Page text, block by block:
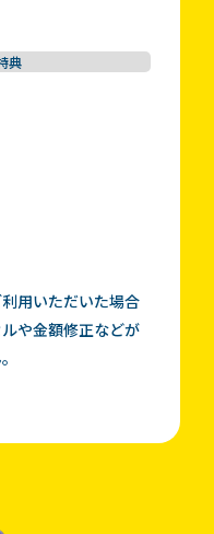
典
用いただいた場合
や金額修正などが